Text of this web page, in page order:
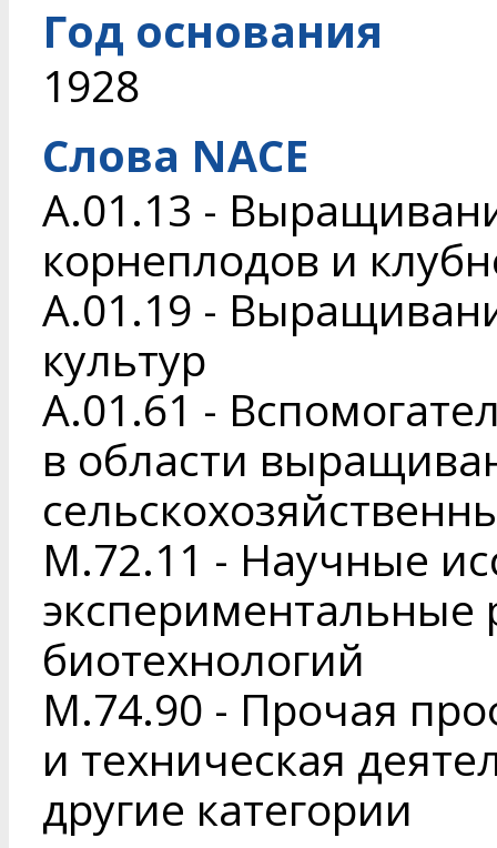
Год основания
1928
Слова NACE
A.01.13 -
корнеплодов и
A.01.19 -
культур
A.01.61 -
в области
M.72.11 - Научные
экспериментальные
биотехнологий
M.74.90 - Прочая
и техническая
другие категории